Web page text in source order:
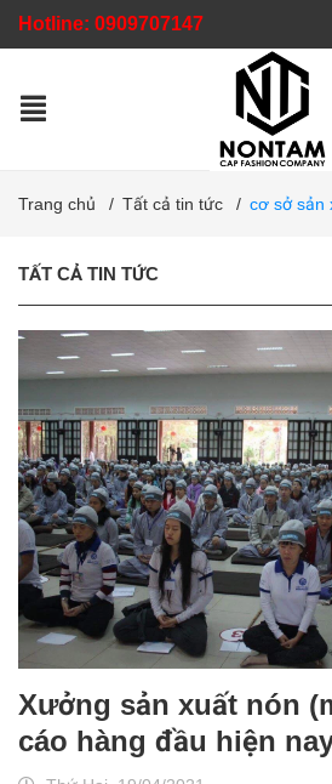
Hotline: 0909707147
Trang chủ / Tất cả tin tức / cơ sở sản
TẤT CẢ TIN TỨC
Xưởng sản xuất nón
cáo hàng đầu hiện